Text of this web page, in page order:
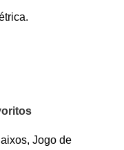
, Jogo de